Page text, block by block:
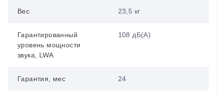
Вес 23,5 кг
Гарантированный
уровень мощности
звука, LWA
108 дБ(А)
Гарантия, мес 24